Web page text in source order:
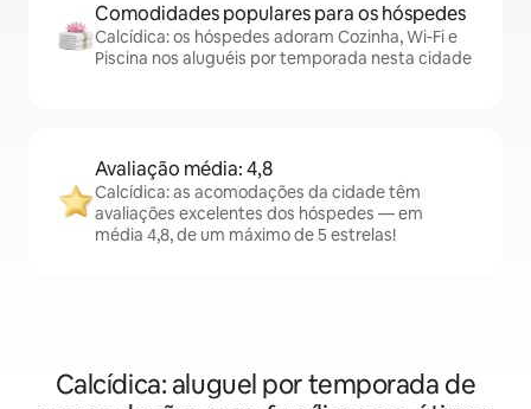
Comodidades populares para os hóspedes
Calcídica: os hóspedes adoram Cozinha, Wi-Fi e
Piscina nos aluguéis por temporada nesta cidade
Avaliação média: 4,8
Calcídica: as acomodações da cidade têm
avaliações excelentes dos hóspedes — em
média 4,8, de um máximo de 5 estrelas!
Calcídica: aluguel por temporada de